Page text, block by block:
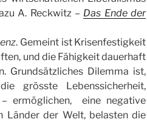
A. Reckwitz – Das Ende der
. Gemeint ist Krisenfestigkeit
und die Fähigkeit dauerhaft
Grundsätzliches Dilemma ist,
grösste Lebenssicherheit,
ermöglichen, eine negative
Länder der Welt, belasten die